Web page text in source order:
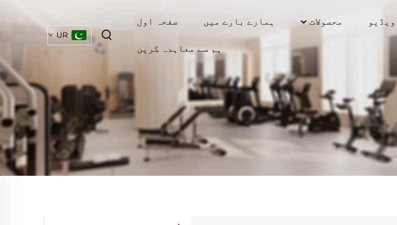
صفحہ اول ہمارے بارے میں محصولات ویڈیو
ہم سے معاہدہ کریں
UR